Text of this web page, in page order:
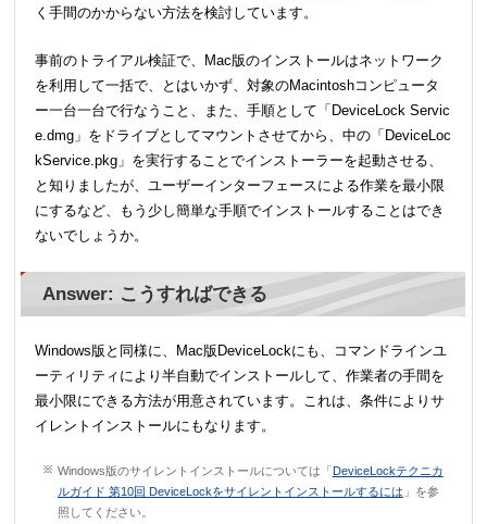
く手間のかからない方法を検討しています。
事前のトライアル検証で、Mac版のインストールはネットワーク
を利用して一括で、とはいかず、対象のMacintoshコンピュータ
ー一台一台で行なうこと、また、手順として「DeviceLock Servic
e.dmg」をドライブとしてマウントさせてから、中の「DeviceLoc
kService.pkg」を実行することでインストーラーを起動させる、
と知りましたが、ユーザーインターフェースによる作業を最小限
にするなど、もう少し簡単な手順でインストールすることはでき
ないでしょうか。
Answer: こうすればできる
Windows版と同様に、Mac版DeviceLockにも、コマンドラインユ
ーティリティにより半自動でインストールして、作業者の手間を
最小限にできる方法が用意されています。これは、条件によりサ
イレントインストールにもなります。
Windows版のサイレントインストールについては「 DeviceLockテクニカ
ルガイド 第10回 DeviceLockをサイレントインストールするには 」を参
照してください。